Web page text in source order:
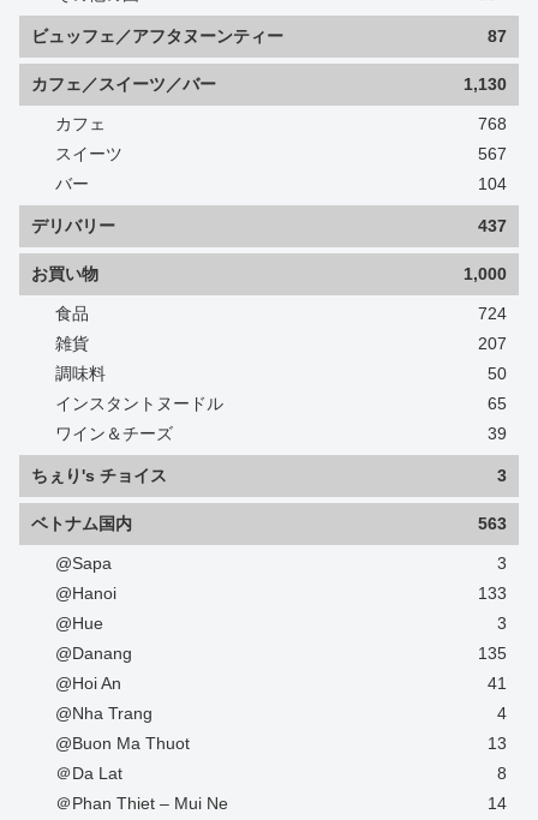
ビュッフェ／アフタヌーンティー 87
カフェ／スイーツ／バー 1,130
カフェ
768
スイーツ
567
バー
104
デリバリー 437
お買い物 1,000
食品
724
雑貨
207
調味料
50
インスタントヌードル
65
ワイン＆チーズ
39
ちぇり's チョイス 3
ベトナム国内 563
@Sapa
3
@Hanoi
133
@Hue
3
@Danang
135
@Hoi An
41
@Nha Trang
4
@Buon Ma Thuot
13
＠Da Lat
8
＠Phan Thiet – Mui Ne
14